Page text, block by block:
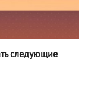
следующие